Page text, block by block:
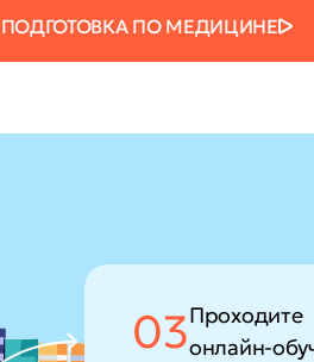
ПО МЕДИЦИНЕ
03Проходите
онлайн-